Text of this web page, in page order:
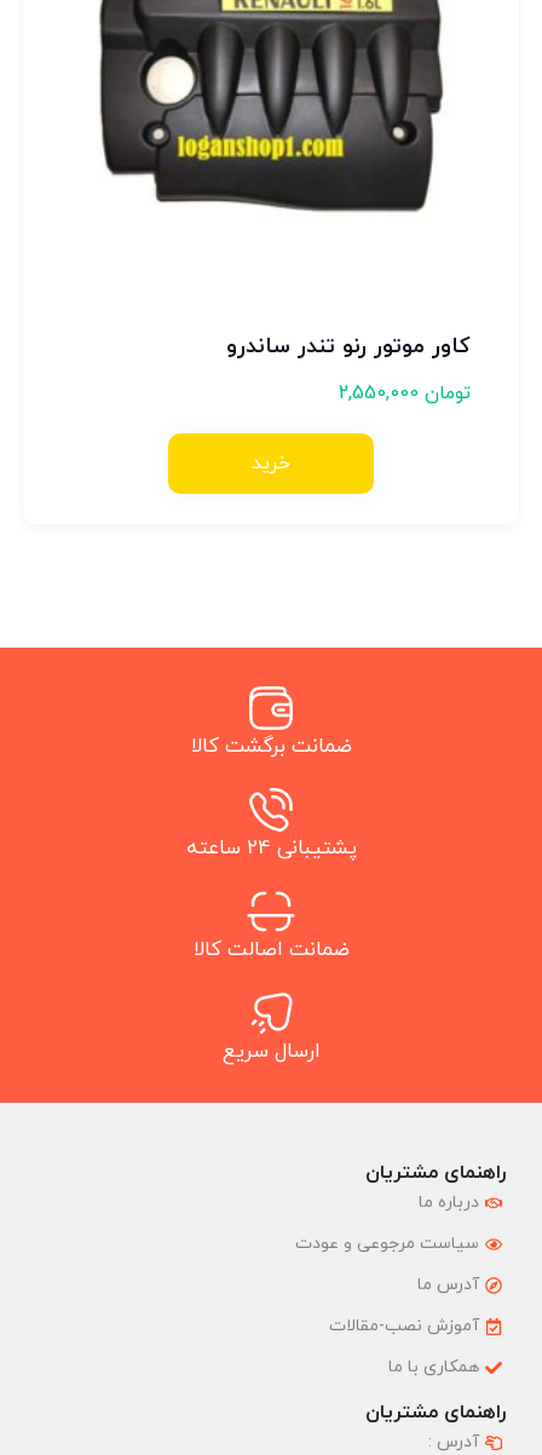
کاور موتور رنو تندر ساندرو
تومان2,550,000
خرید
ضمانت برگشت کالا
پشتیبانی 24 ساعته
ضمانت اصالت کالا
ارسال سریع
راهنمای مشتریان
درباره ما
سیاست مرجوعی و عودت
آدرس ما
آموزش نصب-مقالات
همکاری با ما
راهنمای مشتریان
آدرس :